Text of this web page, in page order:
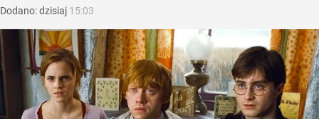
Dodano:dzisiaj 15:03